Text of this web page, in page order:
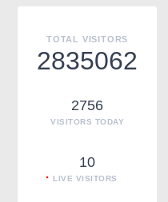
c
TOTAL VISITORS
2835062
2756
VISITORS TODAY
10
LIVE VISITORS